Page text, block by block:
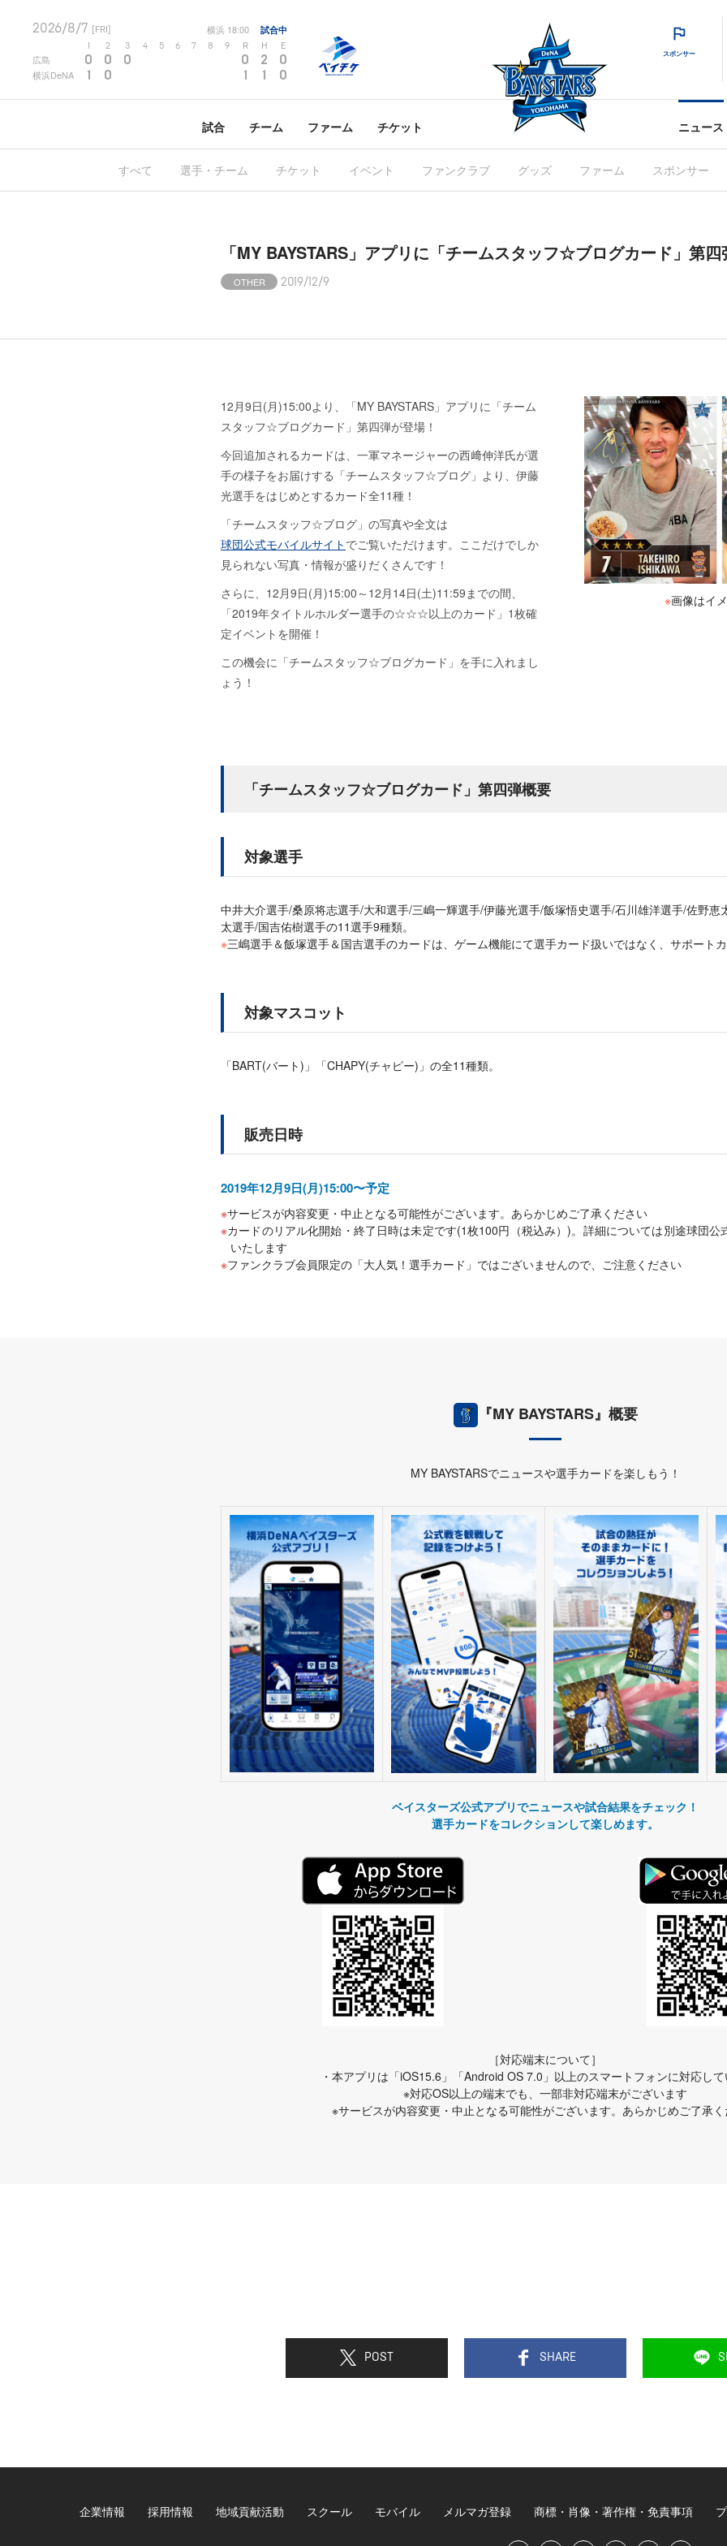
2026/8/7 [FRI] 横浜 18:00 試合中
2 3 4 5 6 7 8 9 R H E
広島 0 0 0 0 2 0
横浜DeNA 1 0 1 1 0
スポンサー
試合 チーム ファーム チケット ニュース
すべて 選手・チーム チケット イベント ファンクラブ グッズ ファーム スポンサー
「MY BAYSTARS」アプリに「チームスタッフ☆ブログカード」第四
OTHER 2019/12/9
12月9日(月)15:00より、「MY BAYSTARS」アプリに「チーム
スタッフ☆ブログカード」第四弾が登場！
今回追加されるカードは、一軍マネージャーの西﨑伸洋氏が選
手の様子をお届けする「チームスタッフ☆ブログ」より、伊藤
光選手をはじめとするカード全11種！
「チームスタッフ☆ブログ」の写真や全文は
球団公式モバイルサイト でご覧いただけます。ここだけでしか
見られない写真・情報が盛りだくさんです！
さらに、12月9日(月)15:00～12月14日(土)11:59までの間、
「2019年タイトルホルダー選手の☆☆☆以上のカード」1枚確
定イベントを開催！
この機会に「チームスタッフ☆ブログカード」を手に入れまし
ょう！
※画像はイ
「チームスタッフ☆ブログカード」第四弾概要
対象選手
中井大介選手/桑原将志選手/大和選手/三嶋一輝選手/伊藤光選手/飯塚悟史選手/石川雄洋選手/佐野恵
太選手/国吉佑樹選手の11選手9種類。
※三嶋選手＆飯塚選手＆国吉選手のカードは、ゲーム機能にて選手カード扱いではなく、サポート
対象マスコット
「BART(バート)」「CHAPY(チャピー)」の全11種類。
販売日時
2019年12月9日(月)15:00〜予定
サービスが内容変更・中止となる可能性がございます。あらかじめご了承ください
カードのリアル化開始・終了日時は未定です(1枚100円（税込み）)。詳細については別途球団公
いたします
ファンクラブ会員限定の「大人気！選手カード」ではございませんので、ご注意ください
『MY BAYSTARS』概要
MY BAYSTARSでニュースや選手カードを楽しもう！
ベイスターズ公式アプリでニュースや試合結果をチェック！
選手カードをコレクションして楽しめます。
［対応端末について］
・本アプリは「iOS15.6」「Android OS 7.0」以上のスマートフォンに対応して
※対応OS以上の端末でも、一部非対応端末がございます
※サービスが内容変更・中止となる可能性がございます。あらかじめご了承
POST SHARE
企業情報 採用情報 地域貢献活動 スクール モバイル メルマガ登録 商標・肖像・著作権・免責事項